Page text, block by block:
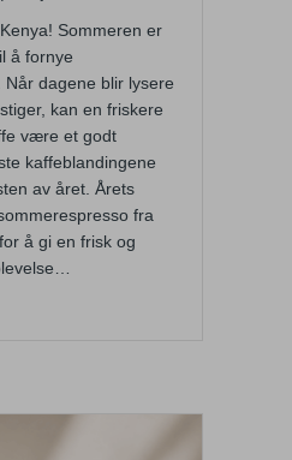
Sommeren er
å fornye
Når dagene blir lysere
kan en friskere
være et godt
kaffeblandingene
av året. Årets
fra
å gi en frisk og